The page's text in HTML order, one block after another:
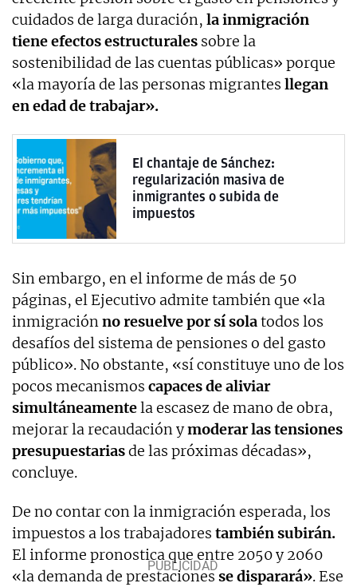
cuidados de larga duración, la inmigración
tiene efectos estructurales sobre la
sostenibilidad de las cuentas públicas» porque
«la mayoría de las personas migrantes llegan
en edad de trabajar».
El chantaje de Sánchez:
regularización masiva de
inmigrantes o subida de
impuestos
Sin embargo, en el informe de más de 50
páginas, el Ejecutivo admite también que «la
inmigraciónno resuelve por sí solatodos los
desafíos del sistema de pensiones o del gasto
público». No obstante, «sí constituye uno de los
pocos mecanismos capaces de aliviar
simultáneamentela escasez de mano de obra,
mejorar la recaudación ymoderar las tensiones
presupuestariasde las próximas décadas»,
concluye.
De no contar con la inmigración esperada, los
impuestos a los trabajadores también subirán.
El informe pronostica que entre 2050 y 2060
«la demanda de prestacionesse disparará». Ese